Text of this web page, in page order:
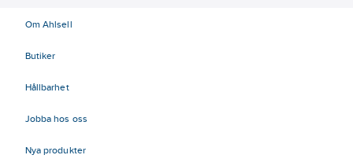
Om Ahlsell
Butiker
Hållbarhet
Jobba hos oss
Nya produkter